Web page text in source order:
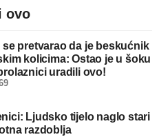
ovo
se pretvarao da je beskućnik
kolicima: Ostao je u šoku
uradili ovo!
Ljudsko tijelo naglo stari
razdoblja